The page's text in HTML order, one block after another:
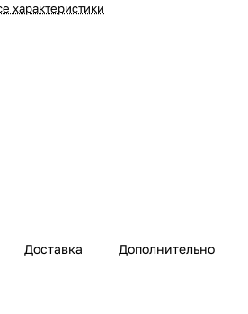
характеристики
Доставка Дополнительно